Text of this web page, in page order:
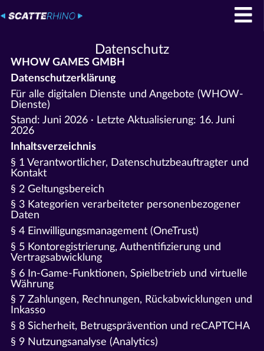
Datenschutz
WHOW GAMES GMBH
Datenschutzerklärung
Für alle digitalen Dienste und Angebote (WHOW-
Dienste)
Stand: Juni 2026 · Letzte Aktualisierung: 16. Juni
2026
Inhaltsverzeichnis
§ 1 Verantwortlicher, Datenschutzbeauftragter und
Kontakt
§ 2 Geltungsbereich
§ 3 Kategorien verarbeiteter personenbezogener
Daten
§ 4 Einwilligungsmanagement (OneTrust)
§ 5 Kontoregistrierung, Authentifizierung und
Vertragsabwicklung
§ 6 In-Game-Funktionen, Spielbetrieb und virtuelle
Währung
§ 7 Zahlungen, Rechnungen, Rückabwicklungen und
Inkasso
§ 8 Sicherheit, Betrugsprävention und reCAPTCHA
§ 9 Nutzungsanalyse (Analytics)